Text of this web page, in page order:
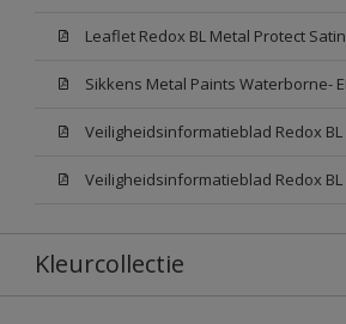
Leaflet Redox BL Metal Protect Satin
Kleurcollectie